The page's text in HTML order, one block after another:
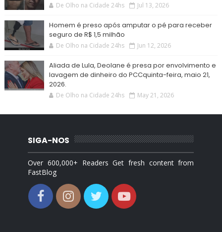
De Olho na Cidade 24hs Jul 13, 2026
Homem é preso após amputar o pé para receber
seguro de R$ 1,5 milhão
De Olho na Cidade 24hs Jun 12, 2026
Aliada de Lula, Deolane é presa por envolvimento e
lavagem de dinheiro do PCCquinta-feira, maio 21,
2026.
De Olho na Cidade 24hs May 21, 2026
SIGA-NOS
Over 600,000+ Readers Get fresh content from
FastBlog